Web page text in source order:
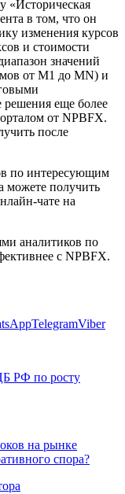
«Историческая
в том, что он
изменения курсов
и стоимости
значений
от М1 до MN) и
решения еще более
от NPBFX.
после
по интересующим
можете получить
чате на
аналитиков по
с NPBFX.
TelegramViber
РФ по росту
на рынке
спора?